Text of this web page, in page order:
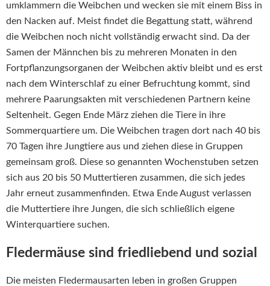
umklammern die Weibchen und wecken sie mit einem Biss in
den Nacken auf. Meist findet die Begattung statt, während
die Weibchen noch nicht vollständig erwacht sind. Da der
Samen der Männchen bis zu mehreren Monaten in den
Fortpflanzungsorganen der Weibchen aktiv bleibt und es erst
nach dem Winterschlaf zu einer Befruchtung kommt, sind
mehrere Paarungsakten mit verschiedenen Partnern keine
Seltenheit. Gegen Ende März ziehen die Tiere in ihre
Sommerquartiere um. Die Weibchen tragen dort nach 40 bis
70 Tagen ihre Jungtiere aus und ziehen diese in Gruppen
gemeinsam groß. Diese so genannten Wochenstuben setzen
sich aus 20 bis 50 Muttertieren zusammen, die sich jedes
Jahr erneut zusammenfinden. Etwa Ende August verlassen
die Muttertiere ihre Jungen, die sich schließlich eigene
Winterquartiere suchen.
Fledermäuse sind friedliebend und sozial
Die meisten Fledermausarten leben in großen Gruppen